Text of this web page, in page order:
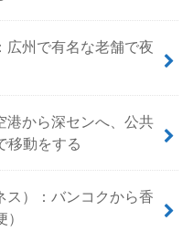
広州で有名な老舗で夜
港から深センへ、公共
移動をする
ス）：バンコクから香